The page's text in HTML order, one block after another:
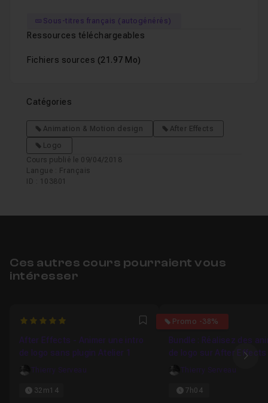
Sous-titres français (autogénérés)
Ressources téléchargeables
Fichiers sources (21.97 Mo)
Catégories
Animation & Motion design
After Effects
Logo
Cours publié le 09/04/2018
Langue : Français
ID : 103801
Ces autres cours pourraient vous
intéresser
5 Favori
After Effects - Animer une intro
de logo sans plugin Atelier 1
Thierry Serveau
32m14
Promo -38%
4
Bundle : Réalisez des
de logo sur After Effects
Thierry Serveau
7h04